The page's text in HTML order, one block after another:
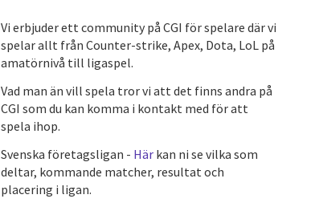
Vi erbjuder ett community på CGI för spelare där vi
spelar allt från Counter-strike, Apex, Dota, LoL på
amatörnivå till ligaspel.
Vad man än vill spela tror vi att det finns andra på
CGI som du kan komma i kontakt med för att
spela ihop.
Svenska företagsligan - Härkan ni se vilka som
deltar, kommande matcher, resultat och
placering i ligan.